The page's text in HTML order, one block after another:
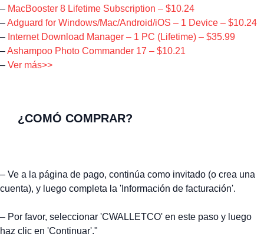
– MacBooster 8 Lifetime Subscription – $10.24
–Adguard for Windows/Mac/Android/iOS – 1 Device – $10.24
– Internet Download Manager – 1 PC (Lifetime) – $35.99
–Ashampoo Photo Commander 17 – $10.21
– Ver más>>
¿COMÓ COMPRAR?
– Ve a la página de pago, continúa como invitado (o crea una
cuenta), y luego completa la 'Información de facturación'.
– Por favor, seleccionar 'CWALLETCO' en este paso y luego
haz clic en 'Continuar'."